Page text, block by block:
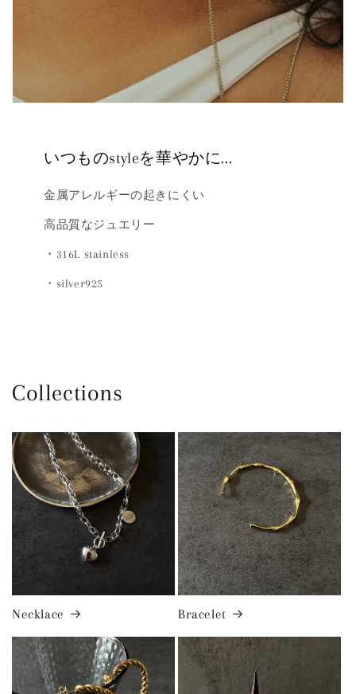
いつものstyleを華やかに...
金属アレルギーの起きにくい
高品質なジュエリー
・316L stainless
・silver925
Collections
Necklace Bracelet